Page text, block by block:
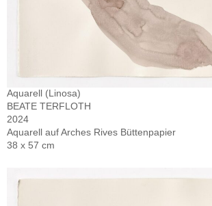
Aquarell (Linosa)
BEATE TERFLOTH
2024
Aquarell auf Arches Rives Büttenpapier
38 x 57 cm